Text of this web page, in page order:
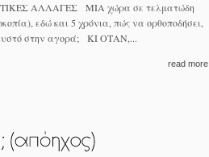
ΑΛΛΑΓΕΣ MIA χώρα σε τελματώδη
εδώ και 5 χρόνια, πώς να ορθοποδήσει,
στην αγορά; ΚΙ ΟΤΑΝ,...
read more